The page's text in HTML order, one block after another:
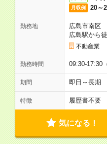
月収例 20～
勤務地
広島市南区
広島駅から
不動産業
勤務時間 09:30-17:30
期間 即日～長期
特徴 履歴書不要
気になる！